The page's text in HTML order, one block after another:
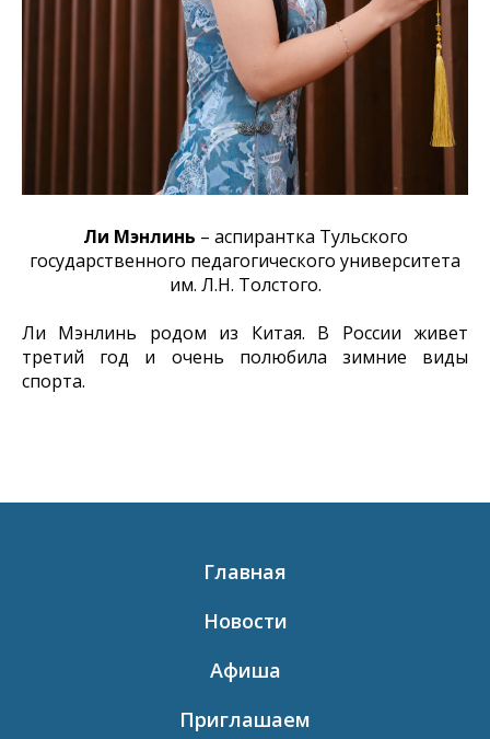
Ли Мэнлинь – аспирантка Тульского
государственного педагогического университета
им. Л.Н. Толстого.
Ли Мэнлинь родом из Китая. В России живет
третий год и очень полюбила зимние виды
спорта.
Главная
Новости
Афиша
Приглашаем